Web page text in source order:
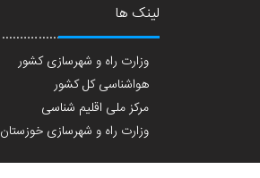
لینک ها
وزارت راه و شهرسازی کشور
هواشناسی کل کشور
مرکز ملی اقلیم شناسی
وزارت راه و شهرسازی خوزستان